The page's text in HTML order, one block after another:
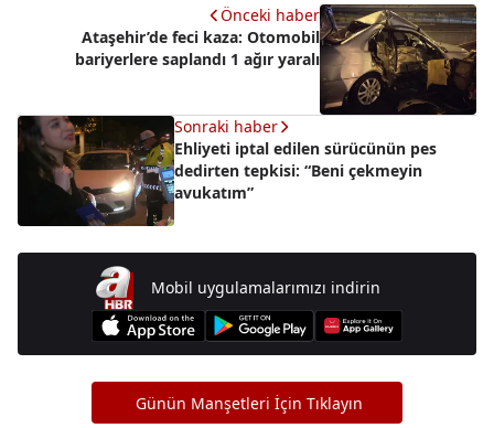
Önceki haber
Ataşehir’de feci kaza: Otomobil
bariyerlere saplandı 1 ağır yaralı
Sonraki haber
Ehliyeti iptal edilen sürücünün pes
dedirten tepkisi: “Beni çekmeyin
avukatım”
Mobil uygulamalarımızı indirin
Günün Manşetleri İçin Tıklayın